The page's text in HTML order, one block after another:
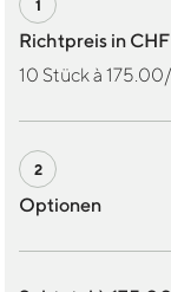
Richtpreis in
10 Stück à
Optionen